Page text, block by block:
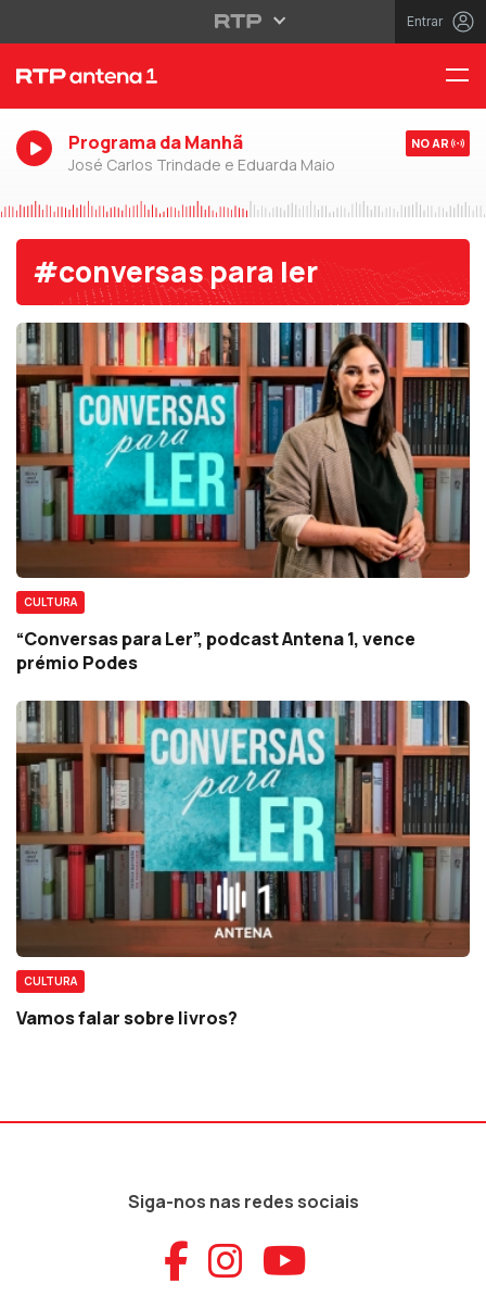
Entrar
Programa da Manhã
José Carlos Trindade e Eduarda Maio
NO AR
#conversas para ler
CULTURA
“Conversas para Ler”, podcast Antena 1, vence
prémio Podes
CULTURA
Vamos falar sobre livros?
Siga-nos nas redes sociais
Aceder ao
Aceder ao
Aceder